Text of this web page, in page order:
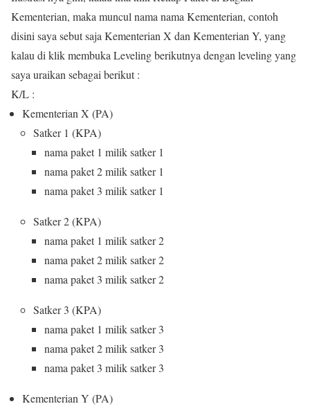
Kementerian, maka muncul nama nama Kementerian, contoh
disini saya sebut saja Kementerian X dan Kementerian Y, yang
kalau di klik membuka Leveling berikutnya dengan leveling yang
saya uraikan sebagai berikut :
K/L :
Kementerian X (PA)
Satker 1 (KPA)
nama paket 1 milik satker 1
nama paket 2 milik satker 1
nama paket 3 milik satker 1
Satker 2 (KPA)
nama paket 1 milik satker 2
nama paket 2 milik satker 2
nama paket 3 milik satker 2
Satker 3 (KPA)
nama paket 1 milik satker 3
nama paket 2 milik satker 3
nama paket 3 milik satker 3
Kementerian Y (PA)